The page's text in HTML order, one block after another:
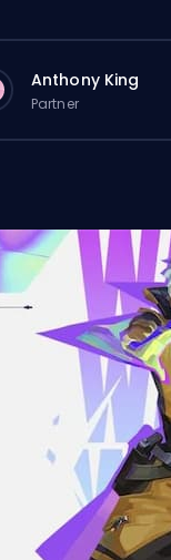
Anthony King
Partner